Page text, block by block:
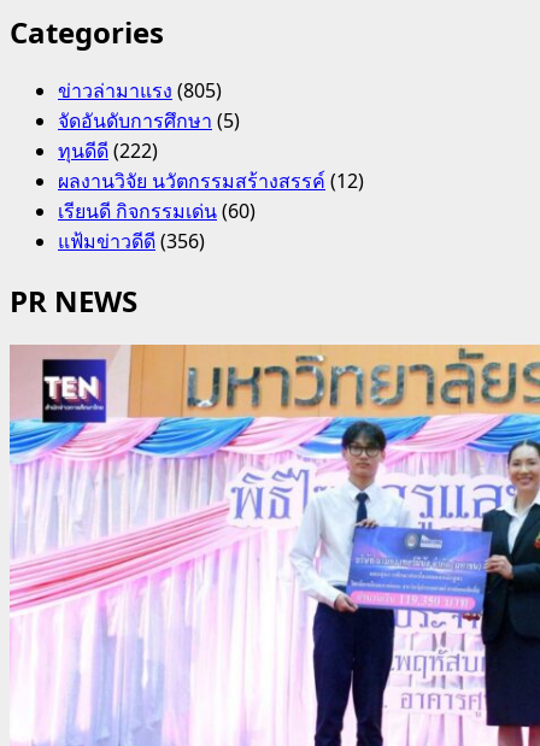
Categories
ข่าวล่ามาแรง (805)
จัดอันดับการศึกษา (5)
ทุนดีดี(222)
ผลงานวิจัย นวัตกรรมสร้างสรรค์ (12)
เรียนดี กิจกรรมเด่น(60)
แฟ้มข่าวดีดี(356)
PR NEWS